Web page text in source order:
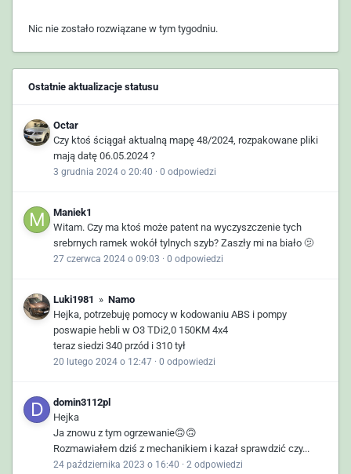
Nic nie zostało rozwiązane w tym tygodniu.
Ostatnie aktualizacje statusu
Octar
Czy ktoś ściągał aktualną mapę 48/2024, rozpakowane pliki
mają datę 06.05.2024 ?
3 grudnia 2024 o 20:40 · 0 odpowiedzi
Maniek1
Witam. Czy ma ktoś może patent na wyczyszczenie tych
srebrnych ramek wokół tylnych szyb? Zaszły mi na biało 🫤
27 czerwca 2024 o 09:03 · 0 odpowiedzi
Luki1981 » Namo
Hejka, potrzebuję pomocy w kodowaniu ABS i pompy
poswapie hebli w O3 TDi2,0 150KM 4x4
teraz siedzi 340 przód i 310 tył
20 lutego 2024 o 12:47 · 0 odpowiedzi
domin3112pl
Hejka
Ja znowu z tym ogrzewanie🙃🙃
Rozmawiałem dziś z mechanikiem i kazał sprawdzić czy...
24 października 2023 o 16:40 · 2 odpowiedzi